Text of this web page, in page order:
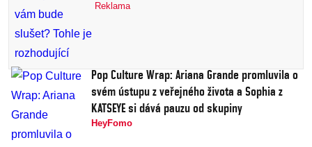
Reklama
Pop Culture Wrap: Ariana Grande promluvila o
svém ústupu z veřejného života a Sophia z
KATSEYE si dává pauzu od skupiny
HeyFomo